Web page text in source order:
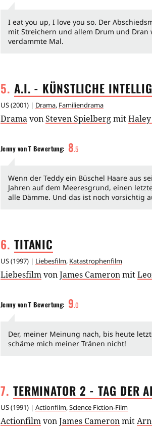
I eat you up, I love you so. Der
mit Streichern und allem Drum und
verdammte Mal.
5. A.I. - KÜNSTLICHE
US(2001) | Drama, Familiendrama
DramavonSteven Spielbergmit
Jenny von T Bewertung: 8.5
Wenn der Teddy ein Büschel Haare aus
Jahren auf dem Meeresgrund, einen
alle Dämme. Und das ist noch vorsichtig
6. TITANIC
US(1997) | Liebesfilm, Katastrophenfilm
LiebesfilmvonJames Cameronmit
Jenny von T Bewertung: 9.0
Der, meiner Meinung nach, bis heute
schäme mich meiner Tränen nicht!
7. TERMINATOR 2 - TAG DER
US(1991) | Actionfilm,Science Fiction-Film
ActionfilmvonJames Cameronmit